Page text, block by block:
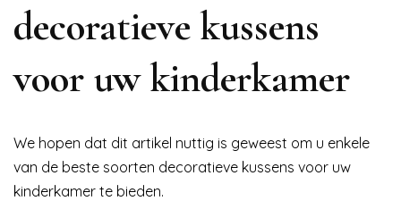
decoratieve kussens
voor uw kinderkamer
We hopen dat dit artikel nuttig is geweest om u enkele
van de beste soorten decoratieve kussens voor uw
kinderkamer te bieden.